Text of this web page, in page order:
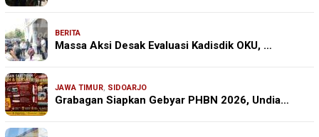
BERITA
Massa Aksi Desak Evaluasi Kadisdik OKU, …
JAWA TIMUR, SIDOARJO
Grabagan Siapkan Gebyar PHBN 2026, Undia…